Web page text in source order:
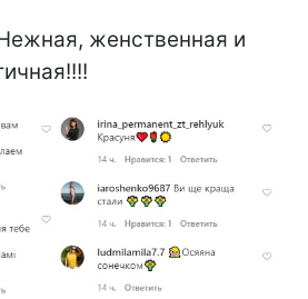
женственная и